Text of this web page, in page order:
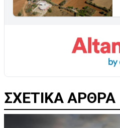
ΣΧΕΤΙΚΑ ΑΡΘΡΑ